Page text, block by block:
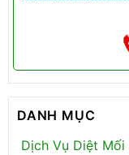
DANH MỤC
Dịch Vụ Diệt Mối